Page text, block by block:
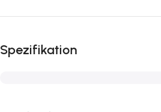
Spezifikation